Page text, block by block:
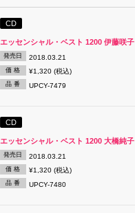
CD
エッセンシャル・ベスト 1200 伊藤咲子
発売日 2018.03.21
価 格 ¥1,320 (税込)
品 番 UPCY-7479
CD
エッセンシャル・ベスト 1200 大橋純子
発売日 2018.03.21
価 格 ¥1,320 (税込)
品 番 UPCY-7480